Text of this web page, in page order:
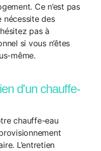
Ce n’est pas
nécessite des
pas à
si vous n’êtes
même.
d'un chauffe-
chauffe-eau
L’entretien